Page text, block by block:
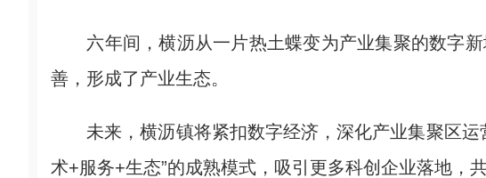
六年间，横沥从一片热土蝶变为产业集聚的数字新
善，形成了产业生态。
未来，横沥镇将紧扣数字经济，深化产业集聚区运
术+服务+生态”的成熟模式，吸引更多科创企业落地，